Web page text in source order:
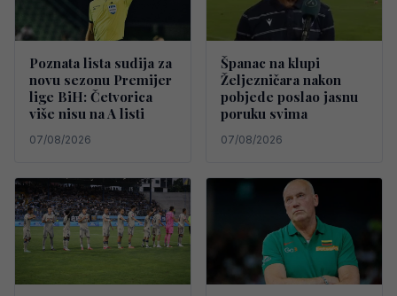
Poznata lista sudija za
novu sezonu Premijer
lige BiH: Četvorica
više nisu na A listi
07/08/2026
Španac na klupi
Željezničara nakon
pobjede poslao jasnu
poruku svima
07/08/2026